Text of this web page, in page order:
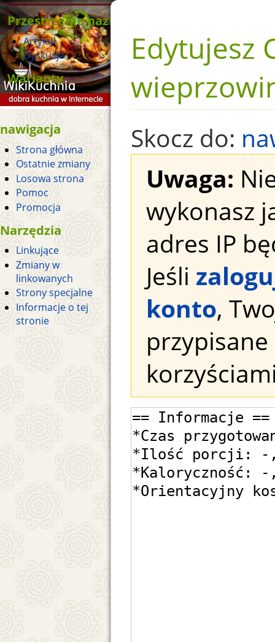
Edytujesz
Skocz do:
Uwaga:
wykonasz
adres IP
Jeśli
konto,
Przestrzenie nazw
Artykuł
Dyskusja
Warianty
nawigacja
Strona główna
Ostatnie zmiany
Losowa strona
Pomoc
Promocja
Narzędzia
Linkujące
Zmiany w
linkowanych
Strony specjalne
Informacje o tej
stronie